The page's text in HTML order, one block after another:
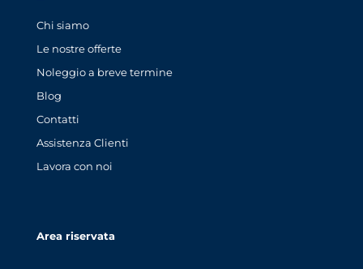
Chi siamo
Le nostre offerte
Noleggio a breve termine
Blog
Contatti
Assistenza Clienti
Lavora con noi
Area riservata